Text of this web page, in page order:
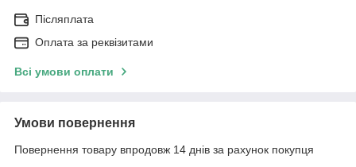
Післяплата
Оплата за реквізитами
Всі умови оплати
Умови повернення
Повернення товару впродовж 14 днів за рахунок покупця